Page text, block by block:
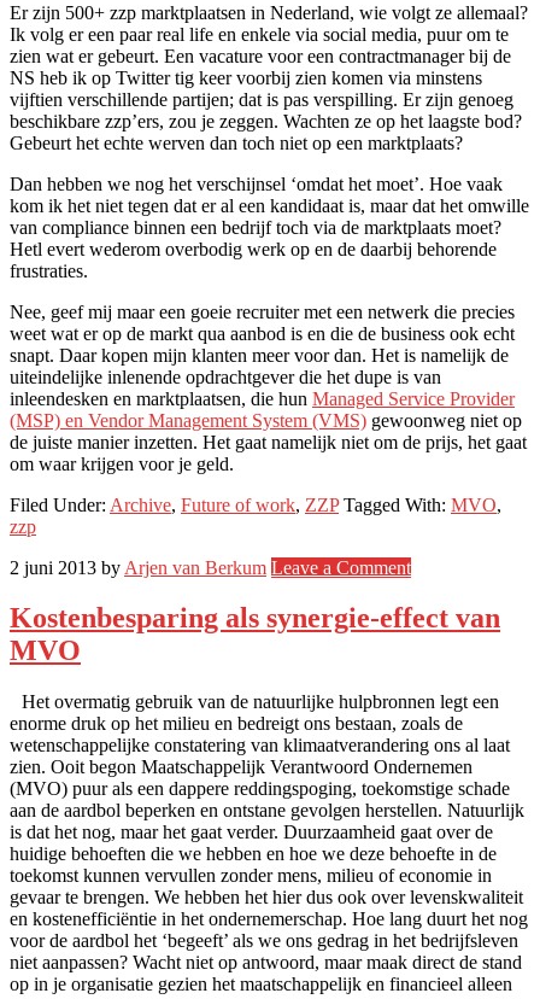
Er zijn 500+ zzp marktplaatsen in Nederland, wie volgt ze allemaal?
Ik volg er een paar real life en enkele via social media, puur om te
zien wat er gebeurt. Een vacature voor een contractmanager bij de
NS heb ik op Twitter tig keer voorbij zien komen via minstens
vijftien verschillende partijen; dat is pas verspilling. Er zijn genoeg
beschikbare zzp’ers, zou je zeggen. Wachten ze op het laagste bod?
Gebeurt het echte werven dan toch niet op een marktplaats?
Dan hebben we nog het verschijnsel ‘omdat het moet’. Hoe vaak
kom ik het niet tegen dat er al een kandidaat is, maar dat het omwille
van compliance binnen een bedrijf toch via de marktplaats moet?
Hetl evert wederom overbodig werk op en de daarbij behorende
frustraties.
Nee, geef mij maar een goeie recruiter met een netwerk die precies
weet wat er op de markt qua aanbod is en die de business ook echt
snapt. Daar kopen mijn klanten meer voor dan. Het is namelijk de
uiteindelijke inlenende opdrachtgever die het dupe is van
inleendesken en marktplaatsen, die hun Managed Service Provider
(MSP) en Vendor Management System (VMS) gewoonweg niet op
de juiste manier inzetten. Het gaat namelijk niet om de prijs, het gaat
om waar krijgen voor je geld.
Filed Under: Archive, Future of work, ZZP Tagged With: MVO,
zzp
2 juni 2013 by Arjen van Berkum Leave a Comment
Kostenbesparing als synergie-effect van
MVO
Het overmatig gebruik van de natuurlijke hulpbronnen legt een
enorme druk op het milieu en bedreigt ons bestaan, zoals de
wetenschappelijke constatering van klimaatverandering ons al laat
zien. Ooit begon Maatschappelijk Verantwoord Ondernemen
(MVO) puur als een dappere reddingspoging, toekomstige schade
aan de aardbol beperken en ontstane gevolgen herstellen. Natuurlijk
is dat het nog, maar het gaat verder. Duurzaamheid gaat over de
huidige behoeften die we hebben en hoe we deze behoefte in de
toekomst kunnen vervullen zonder mens, milieu of economie in
gevaar te brengen. We hebben het hier dus ook over levenskwaliteit
en kostenefficiëntie in het ondernemerschap. Hoe lang duurt het nog
voor de aardbol het ‘begeeft’ als we ons gedrag in het bedrijfsleven
niet aanpassen? Wacht niet op antwoord, maar maak direct de stand
op in je organisatie gezien het maatschappelijk en financieel alleen